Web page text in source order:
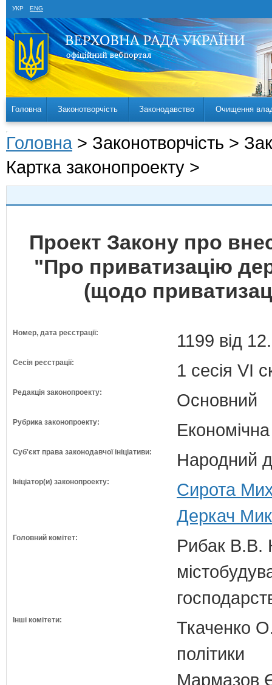
УКР ENG
Головна Законотворчість Законодавство Очищення
Головна > Законотворчість >
Картка законопроекту >
Проект Закону про
"Про приватизацію
(щодо
Номер, дата реєстрації: 1199 від
Сесія реєстрації: 1 сесія VI
Редакція законопроекту: Основний
Рубрика законопроекту:
Суб'єкт права законодавчої ініціативи: Народний
Ініціатор(и) законопроекту:
Сирота
Деркач
Головний комітет:
Рибак В.В.
Інші комітети:
Ткаченко
політики
Мармазов